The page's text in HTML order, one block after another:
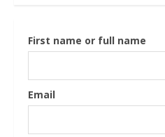
First name or full name
Email